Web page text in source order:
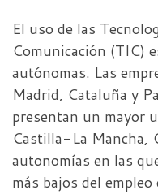
El uso de las
Comunicación (TIC)
autónomas. Las
Madrid, Cataluña y
presentan un mayor
Castilla-La Mancha,
autonomías en las
más bajos del empleo